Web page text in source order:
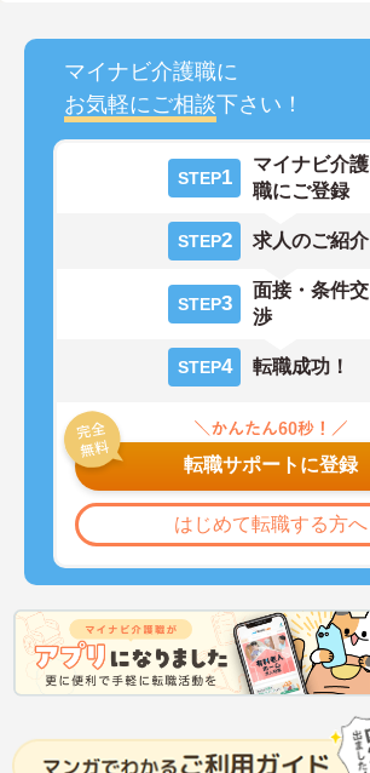
マイナビ介護職に
お気軽にご相談下さい！
STEP1
マイナビ介護
職にご登録
STEP2 求人のご紹介
STEP3
面接・条件交
渉
STEP4 転職成功！
転職サポートに登録
はじめて転職する方へ